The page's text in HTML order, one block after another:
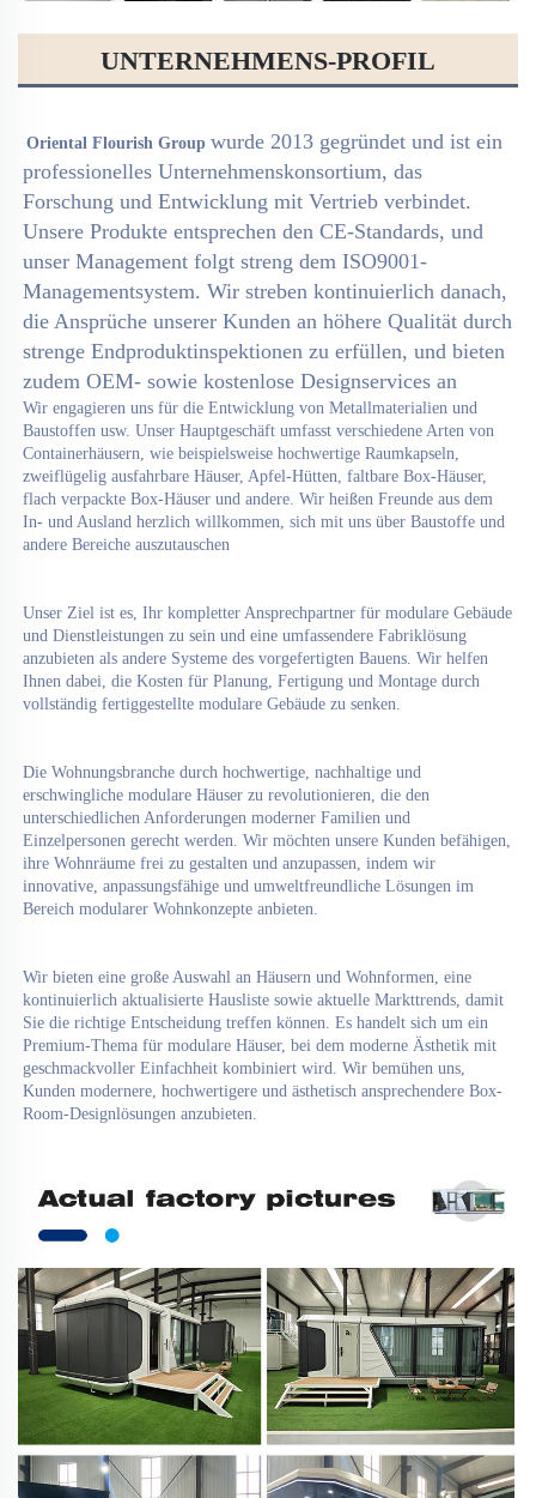
UNTERNEHMENS-PROFIL
Oriental Flourish Group wurde 2013 gegründet und ist ein
professionelles Unternehmenskonsortium, das
Forschung und Entwicklung mit Vertrieb verbindet.
Unsere Produkte entsprechen den CE-Standards, und
unser Management folgt streng dem ISO9001-
Managementsystem. Wir streben kontinuierlich danach,
die Ansprüche unserer Kunden an höhere Qualität durch
strenge Endproduktinspektionen zu erfüllen, und bieten
zudem OEM- sowie kostenlose Designservices an
Wir engagieren uns für die Entwicklung von Metallmaterialien und
Baustoffen usw. Unser Hauptgeschäft umfasst verschiedene Arten von
Containerhäusern, wie beispielsweise hochwertige Raumkapseln,
zweiflügelig ausfahrbare Häuser, Apfel-Hütten, faltbare Box-Häuser,
flach verpackte Box-Häuser und andere. Wir heißen Freunde aus dem
In- und Ausland herzlich willkommen, sich mit uns über Baustoffe und
andere Bereiche auszutauschen
Unser Ziel ist es, Ihr kompletter Ansprechpartner für modulare Gebäude
und Dienstleistungen zu sein und eine umfassendere Fabriklösung
anzubieten als andere Systeme des vorgefertigten Bauens. Wir helfen
Ihnen dabei, die Kosten für Planung, Fertigung und Montage durch
vollständig fertiggestellte modulare Gebäude zu senken.
Die Wohnungsbranche durch hochwertige, nachhaltige und
erschwingliche modulare Häuser zu revolutionieren, die den
unterschiedlichen Anforderungen moderner Familien und
Einzelpersonen gerecht werden. Wir möchten unsere Kunden befähigen,
ihre Wohnräume frei zu gestalten und anzupassen, indem wir
innovative, anpassungsfähige und umweltfreundliche Lösungen im
Bereich modularer Wohnkonzepte anbieten.
Wir bieten eine große Auswahl an Häusern und Wohnformen, eine
kontinuierlich aktualisierte Hausliste sowie aktuelle Markttrends, damit
Sie die richtige Entscheidung treffen können. Es handelt sich um ein
Premium-Thema für modulare Häuser, bei dem moderne Ästhetik mit
geschmackvoller Einfachheit kombiniert wird. Wir bemühen uns,
Kunden modernere, hochwertigere und ästhetisch ansprechendere Box-
Room-Designlösungen anzubieten.